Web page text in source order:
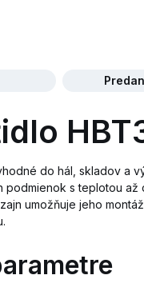
do hál, skladov a
podmienok s teplotou až
umožňuje jeho